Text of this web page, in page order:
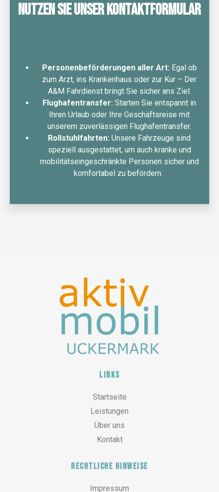
Nutzen Sie unser Kontaktformular
Personenbeförderungen aller Art: Egal ob
zum Arzt, ins Krankenhaus oder zur Kur – Der
A&M Fahrdienst bringt Sie sicher ans Ziel.
Flughafentransfer: Starten Sie entspannt in
Ihren Urlaub oder Ihre Geschäftsreise mit
unserem zuverlässigen Flughafentransfer.
Rollstuhlfahrten: Unsere Fahrzeuge sind
speziell ausgestattet, um auch kranke und
mobilitätseingeschränkte Personen sicher und
komfortabel zu befördern.
Links
Startseite
Leistungen
Über uns
Kontakt
Rechtliche Hinweise
Impressum